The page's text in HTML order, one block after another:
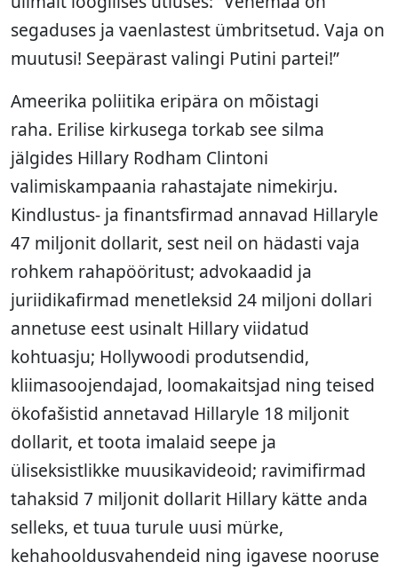
segaduses ja vaenlastest ümbritsetud. Vaja on
muutusi! Seepärast valingi Putini partei!”
Ameerika poliitika eripära on mõistagi
raha. Erilise kirkusega torkab see silma
jälgides Hillary Rodham Clintoni
valimiskampaania rahastajate nimekirju.
Kindlustus- ja finantsfirmad annavad Hillaryle
47 miljonit dollarit, sest neil on hädasti vaja
rohkem rahapööritust; advokaadid ja
juriidikafirmad menetleksid 24 miljoni dollari
annetuse eest usinalt Hillary viidatud
kohtuasju; Hollywoodi produtsendid,
kliimasoojendajad, loomakaitsjad ning teised
ökofašistid annetavad Hillaryle 18 miljonit
dollarit, et toota imalaid seepe ja
üliseksistlikke muusikavideoid; ravimifirmad
tahaksid 7 miljonit dollarit Hillary kätte anda
selleks, et tuua turule uusi mürke,
kehahooldusvahendeid ning igavese nooruse